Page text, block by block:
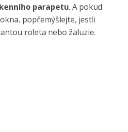
parapetu. A pokud
popřemýšlejte, jestli
roleta nebo žaluzie.